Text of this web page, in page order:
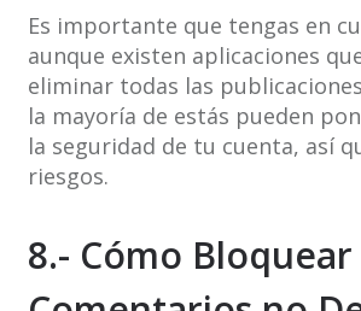
Es importante que tengas en
aunque existen aplicaciones
eliminar todas las
la mayoría de estás pueden
la seguridad de tu cuenta, así
riesgos.
8.- Cómo Bloquear